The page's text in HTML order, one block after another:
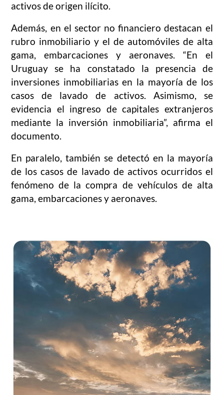
activos de origen ilícito.
Además, en el sector no financiero destacan el
rubro inmobiliario y el de automóviles de alta
gama, embarcaciones y aeronaves. “En el
Uruguay se ha constatado la presencia de
inversiones inmobiliarias en la mayoría de los
casos de lavado de activos. Asimismo, se
evidencia el ingreso de capitales extranjeros
mediante la inversión inmobiliaria”, afirma el
documento.
En paralelo, también se detectó en la mayoría
de los casos de lavado de activos ocurridos el
fenómeno de la compra de vehículos de alta
gama, embarcaciones y aeronaves.